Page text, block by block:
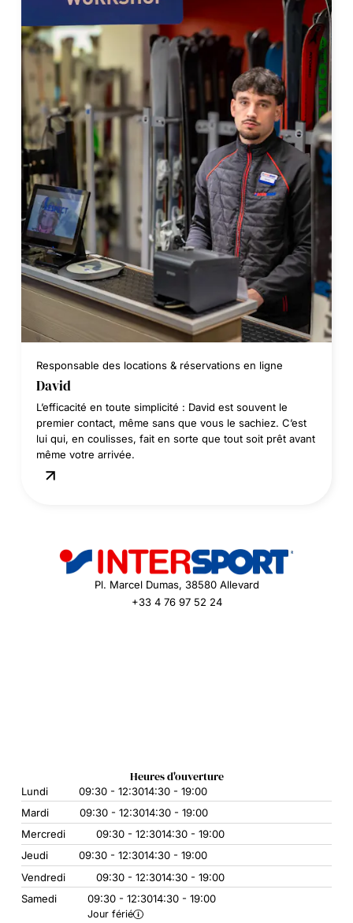
Responsable des locations & réservations en ligne
David
L’efficacité en toute simplicité : David est souvent le
premier contact, même sans que vous le sachiez. C’est
lui qui, en coulisses, fait en sorte que tout soit prêt avant
même votre arrivée.
Pl. Marcel Dumas, 38580 Allevard
+33 4 76 97 52 24
Heures d'ouverture
Lundi 09:30 - 12:3014:30 - 19:00
Mardi
09:30 - 12:3014:30 - 19:00
Mercredi
09:30 - 12:3014:30 - 19:00
Jeudi
09:30 - 12:3014:30 - 19:00
Vendredi
09:30 - 12:3014:30 - 19:00
Samedi
09:30 - 12:3014:30 - 19:00
Jour férié